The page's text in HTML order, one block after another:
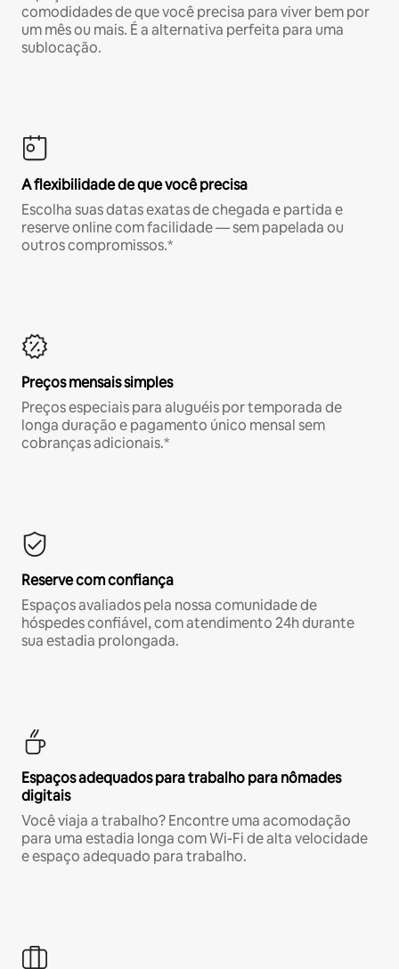
comodidades de que você precisa para viver bem por
um mês ou mais. É a alternativa perfeita para uma
sublocação.
A flexibilidade de que você precisa
Escolha suas datas exatas de chegada e partida e
reserve online com facilidade — sem papelada ou
outros compromissos.*
Preços mensais simples
Preços especiais para aluguéis por temporada de
longa duração e pagamento único mensal sem
cobranças adicionais.*
Reserve com confiança
Espaços avaliados pela nossa comunidade de
hóspedes confiável, com atendimento 24h durante
sua estadia prolongada.
Espaços adequados para trabalho para nômades
digitais
Você viaja a trabalho? Encontre uma acomodação
para uma estadia longa com Wi-Fi de alta velocidade
e espaço adequado para trabalho.